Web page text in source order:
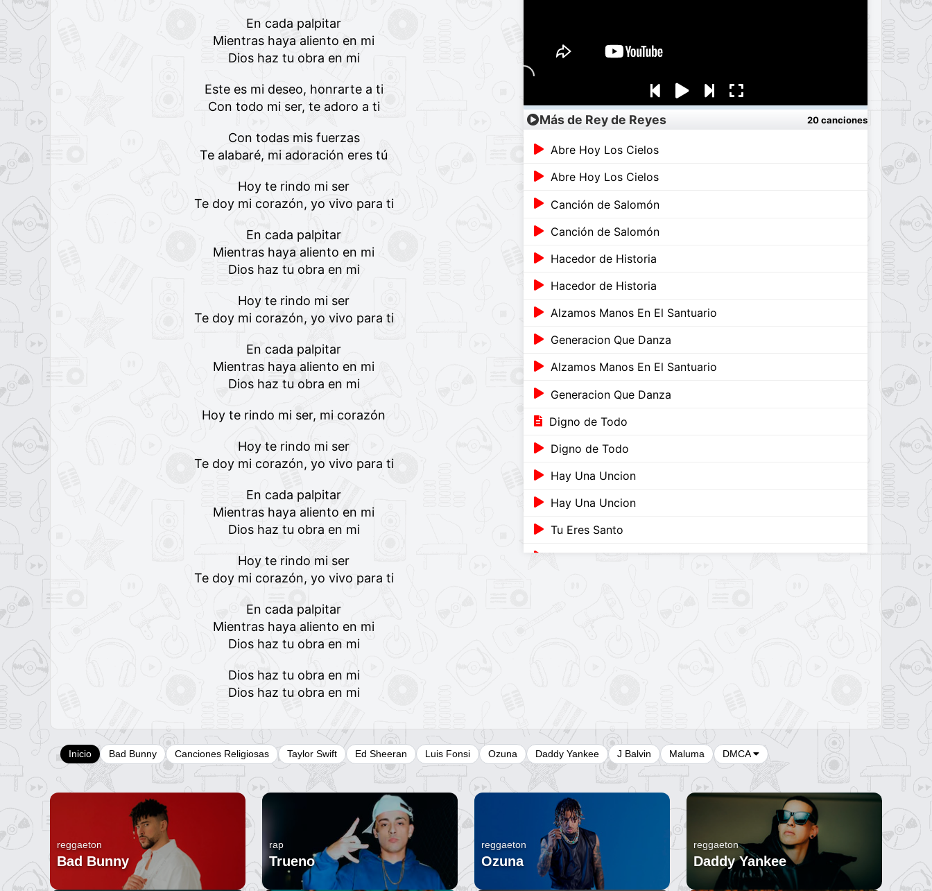
En cada palpitar
Mientras haya aliento en mi
Dios haz tu obra en mi
Este es mi deseo, honrarte a ti
Con todo mi ser, te adoro a ti
Con todas mis fuerzas
Te alabaré, mi adoración eres tú
Hoy te rindo mi ser
Te doy mi corazón, yo vivo para ti
En cada palpitar
Mientras haya aliento en mi
Dios haz tu obra en mi
Hoy te rindo mi ser
Te doy mi corazón, yo vivo para ti
En cada palpitar
Mientras haya aliento en mi
Dios haz tu obra en mi
Hoy te rindo mi ser, mi corazón
Hoy te rindo mi ser
Te doy mi corazón, yo vivo para ti
En cada palpitar
Mientras haya aliento en mi
Dios haz tu obra en mi
Hoy te rindo mi ser
Te doy mi corazón, yo vivo para ti
En cada palpitar
Mientras haya aliento en mi
Dios haz tu obra en mi
Dios haz tu obra en mi
Dios haz tu obra en mi
Más de Rey de Reyes 20 canciones
Abre Hoy Los Cielos
Abre Hoy Los Cielos
Canción de Salomón
Canción de Salomón
Hacedor de Historia
Hacedor de Historia
Alzamos Manos En El Santuario
Generacion Que Danza
Alzamos Manos En El Santuario
Generacion Que Danza
Digno de Todo
Digno de Todo
Hay Una Uncion
Hay Una Uncion
Tu Eres Santo
El Fuego No Se Apagara
Inicio Bad Bunny Canciones Religiosas Taylor Swift Ed Sheeran Luis Fonsi Ozuna Daddy Yankee J Balvin Maluma DMCA
reggaeton
Bad Bunny
rap
Trueno
reggaeton
Ozuna
reggaeton
Daddy Yankee